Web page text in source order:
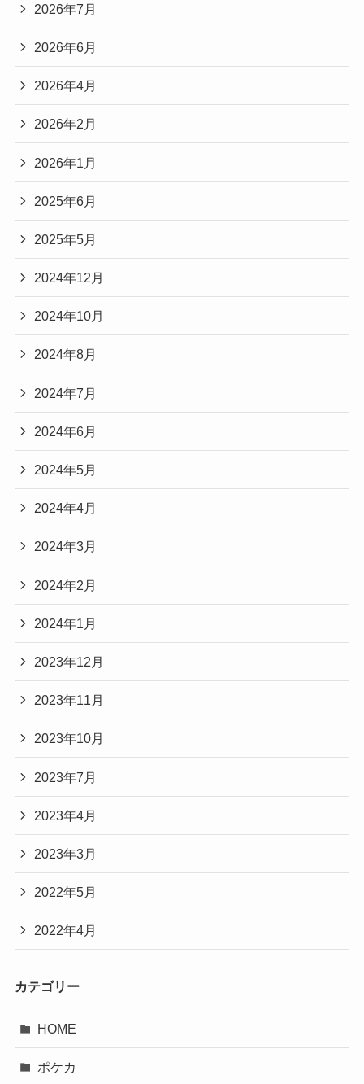
2026年7月
2026年6月
2026年4月
2026年2月
2026年1月
2025年6月
2025年5月
2024年12月
2024年10月
2024年8月
2024年7月
2024年6月
2024年5月
2024年4月
2024年3月
2024年2月
2024年1月
2023年12月
2023年11月
2023年10月
2023年7月
2023年4月
2023年3月
2022年5月
2022年4月
カテゴリー
HOME
ポケカ